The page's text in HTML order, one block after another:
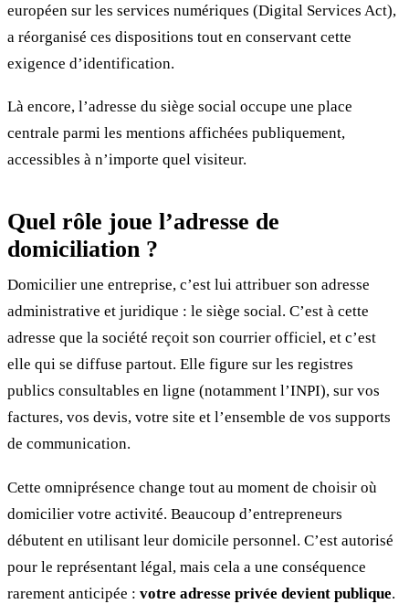
européen sur les services numériques (Digital Services Act),
a réorganisé ces dispositions tout en conservant cette
exigence d’identification.
Là encore, l’adresse du siège social occupe une place
centrale parmi les mentions affichées publiquement,
accessibles à n’importe quel visiteur.
Quel rôle joue l’adresse de
domiciliation ?
Domicilier une entreprise, c’est lui attribuer son adresse
administrative et juridique : le siège social. C’est à cette
adresse que la société reçoit son courrier officiel, et c’est
elle qui se diffuse partout. Elle figure sur les registres
publics consultables en ligne (notamment l’INPI), sur vos
factures, vos devis, votre site et l’ensemble de vos supports
de communication.
Cette omniprésence change tout au moment de choisir où
domicilier votre activité. Beaucoup d’entrepreneurs
débutent en utilisant leur domicile personnel. C’est autorisé
pour le représentant légal, mais cela a une conséquence
rarement anticipée : votre adresse privée devient publique.